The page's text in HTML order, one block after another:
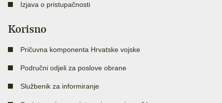
Izjava o pristupačnosti
Korisno
Pričuvna komponenta Hrvatske vojske
Područni odjeli za poslove obrane
Službenik za informiranje